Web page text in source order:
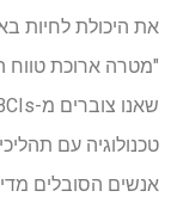
את היכולת לחיות
"מטרה ארוכת טווח
טכנולוגיה עם
אנשים הסובלים